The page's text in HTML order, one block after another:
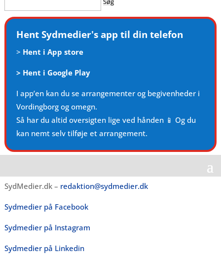
efter:
Hent Sydmedier's app til din telefon
> Hent i App store
> Hent i Google Play
I app’en kan du se arrangementer og begivenheder i
Vordingborg og omegn.
Så har du altid oversigten lige ved hånden 📱 Og du
kan nemt selv tilføje et arrangement.
SydMedier.dk – redaktion@sydmedier.dk
Sydmedier på Facebook
Sydmedier på Instagram
Sydmedier på Linkedin